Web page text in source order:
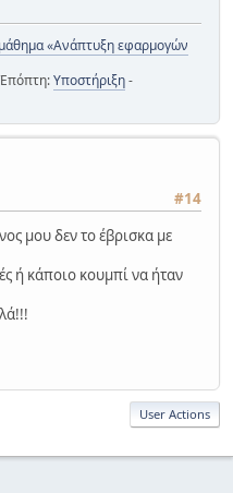
«Ανάπτυξη εφαρμογών
Υποστήριξη-
#14
μου δεν το έβρισκα με
ή κάποιο κουμπί να ήταν
User Actions